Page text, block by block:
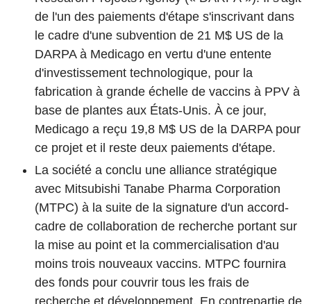
de l'un des paiements d'étape s'inscrivant dans
le cadre d'une subvention de 21 M$ US de la
DARPA à Medicago en vertu d'une entente
d'investissement technologique, pour la
fabrication à grande échelle de vaccins à PPV à
base de plantes aux États-Unis. À ce jour,
Medicago a reçu 19,8 M$ US de la DARPA pour
ce projet et il reste deux paiements d'étape.
La société a conclu une alliance stratégique
avec Mitsubishi Tanabe Pharma Corporation
(MTPC) à la suite de la signature d'un accord-
cadre de collaboration de recherche portant sur
la mise au point et la commercialisation d'au
moins trois nouveaux vaccins. MTPC fournira
des fonds pour couvrir tous les frais de
recherche et développement. En contrepartie de